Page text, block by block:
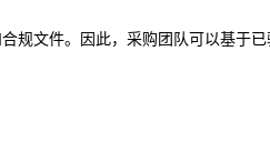
规文件。因此，采购团队可以基于